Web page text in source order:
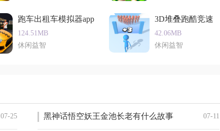
跑车出租车模拟器app
124.51MB
休闲益智
3D堆叠跑酷竞速
42.06MB
休闲益智
07-25 07-11
黑神话悟空妖王金池长老有什么故事